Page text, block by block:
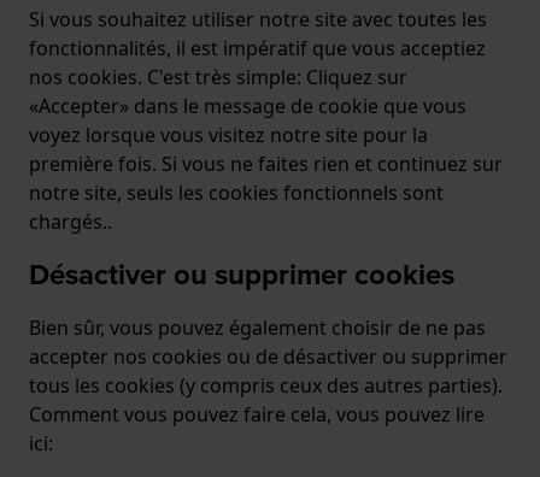
Si vous souhaitez utiliser notre site avec toutes les
fonctionnalités, il est impératif que vous acceptiez
nos cookies. C'est très simple: Cliquez sur
«Accepter» dans le message de cookie que vous
voyez lorsque vous visitez notre site pour la
première fois. Si vous ne faites rien et continuez sur
notre site, seuls les cookies fonctionnels sont
chargés..
Désactiver ou supprimer cookies
Bien sûr, vous pouvez également choisir de ne pas
accepter nos cookies ou de désactiver ou supprimer
tous les cookies (y compris ceux des autres parties).
Comment vous pouvez faire cela, vous pouvez lire
ici: